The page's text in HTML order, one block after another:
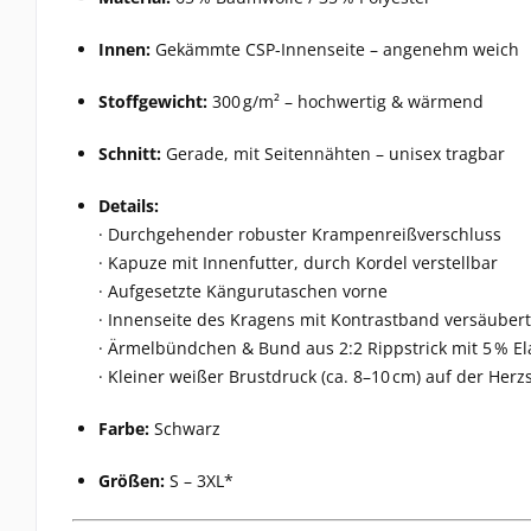
Innen: Gekämmte CSP-Innenseite – angenehm weich
Stoffgewicht: 300 g/m² – hochwertig & wärmend
Schnitt: Gerade, mit Seitennähten – unisex tragbar
Details:
· Durchgehender robuster Krampenreißverschluss
· Kapuze mit Innenfutter, durch Kordel verstellbar
· Aufgesetzte Kängurutaschen vorne
· Innenseite des Kragens mit Kontrastband versäubert
· Ärmelbündchen & Bund aus 2:2 Rippstrick mit 5 %
· Kleiner weißer Brustdruck (ca. 8–10 cm) auf der
Farbe: Schwarz
Größen: S – 3XL*